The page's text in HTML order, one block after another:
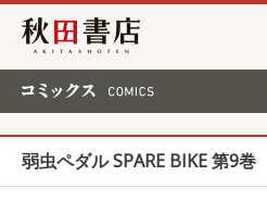
秋田書店
弱虫ペダル SPARE BIKE 第9巻